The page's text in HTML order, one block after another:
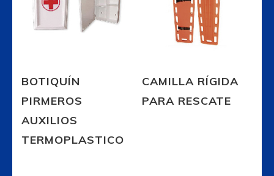
BOTIQUÍN
PIRMEROS
AUXILIOS
TERMOPLASTICO
CAMILLA RÍGIDA
PARA RESCATE